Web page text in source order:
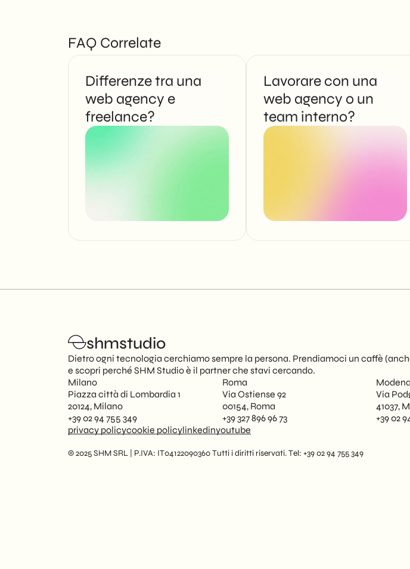
FAQ Correlate
Differenze tra una
web agency e
freelance?
Lavorare con una
web agency o un
team interno?
shmstudio
Dietro ogni tecnologia cerchiamo sempre la persona. Prendiamoci un caffè
e scopri perché SHM Studio è il partner che stavi cercando.
Milano
Piazza città di Lombardia 1
20124, Milano
+39 02 94 755 349
Roma
Via Ostiense 92
00154, Roma
+39 327 896 96 73
Modena
Via
41037,
+39 02
privacy policycookie policylinkedinyoutube
© 2025 SHM SRL | P.IVA: IT04122090360 Tutti i diritti riservati. Tel: +39 02 94 755 349